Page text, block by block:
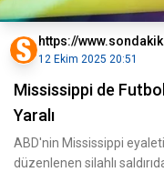
https://
12 Ekim 2025 20:51
Mississippi de Futbol
Yaralı
ABD'nin Mississippi
düzenlenen silahlı